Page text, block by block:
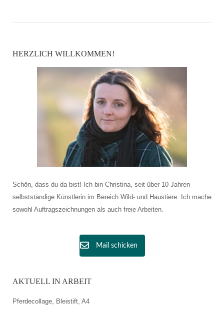
HERZLICH WILLKOMMEN!
Schön, dass du da bist! Ich bin Christina, seit über 10 Jahren
selbstständige Künstlerin im Bereich Wild- und Haustiere. Ich mache
sowohl Auftragszeichnungen als auch freie Arbeiten.
Mail schicken
AKTUELL IN ARBEIT
Pferdecollage, Bleistift, A4